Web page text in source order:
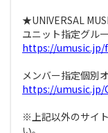
★UNIVERSAL
ユニット指定グル
https://umusic.jp/
メンバー指定個別
https://umusic.jp/
※上記以外のサイ
い。